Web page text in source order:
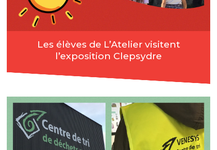
Les élèves de L’Atelier visitent
l’exposition Clepsydre